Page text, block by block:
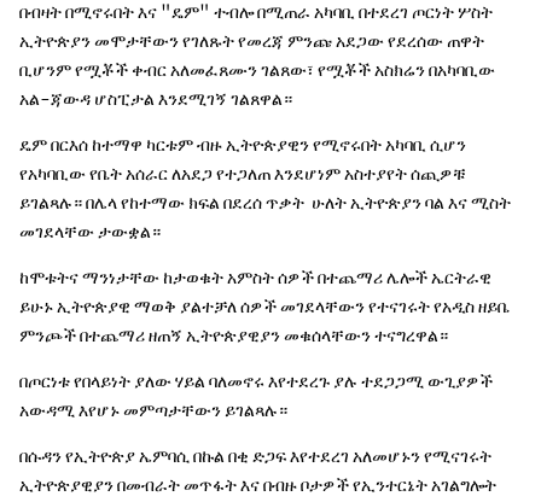
በብዛት በሚኖሩበት እና "ዴም" ተብሎ በሚጠራ አካባቢ በተደረገ ጦርነት ሦስት
ኢትዮጵያን መሞታቸውን የገለጹት የመረጃ ምንጩ አደጋው የደረሰው ጠዋት
ቢሆንም የሟቾች ቀብር አለመፈጸሙን ገልጸው፣ የሟቾች አስክሬን በአካባቢው
አል-ጃውዳ ሆስፒታል እንደሚገኝ ገልጸዋል።
ዴም በርእሰ ከተማዋ ካርቱም ብዙ ኢትዮጵያዊን የሚኖሩበት አካባቢ ሲሆን
የአካባቢው የቤት አሰራር ለአደጋ የተጋለጠ እንደሆነም አስተያየት ሰጪዎቹ
ይገልጻሉ። በሌላ የከተማው ክፍል በደረሰ ጥቃት ሁለት ኢትዮጵያን ባል እና ሚስት
መገደላቸው ታውቋል።
ከሞቱትና ማንነታቸው ከታወቁት አምስት ሰዎች በተጨማሪ ሌሎች ኤርትራዊ
ይሁኑ ኢትዮጵያዊ ማወቅ ያልተቻለ ሰዎች መገደላቸውን የተናገሩት የአዲስ ዘይቤ
ምንጮች በተጨማሪ ዘጠኝ ኢትዮጵያዊያን መቁሰላቸውን ተናግረዋል።
በጦርነቱ የበላይነት ያለው ሃይል ባለመኖሩ እየተደረጉ ያሉ ተደጋጋሚ ውጊያዎች
አውዳሚ እየሆኑ መምጣታቸውን ይገልጻሉ።
በሱዳን የኢትዮጵያ ኤምባሲ በኩል በቂ ድጋፍ እየተደረገ አለመሆኑን የሚናገሩት
ኢትዮጵያዊያን በመብራት መጥፋት እና በብዙ ቦታዎች የኢንተርኔት አገልግሎት